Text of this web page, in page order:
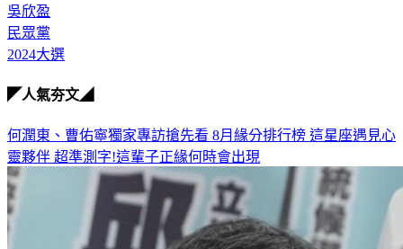
吳欣盈
民眾黨
2024大選
◤人氣夯文◢
何潤東、曹佑寧獨家專訪搶先看 8月緣分排行榜 這星座遇見心
靈夥伴 超準測字!這輩子正緣何時會出現